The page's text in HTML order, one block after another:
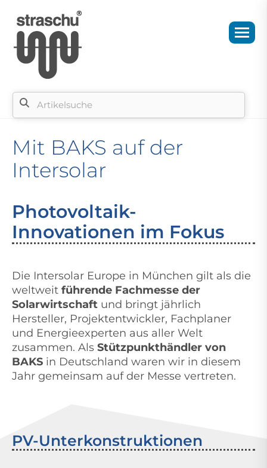
Mit BAKS auf der
Intersolar
Photovoltaik-
Innovationen im Fokus
Die Intersolar Europe in München gilt als die
weltweit führende Fachmesse der
Solarwirtschaft und bringt jährlich
Hersteller, Projektentwickler, Fachplaner
und Energieexperten aus aller Welt
zusammen. Als Stützpunkthändler von
BAKS in Deutschland waren wir in diesem
Jahr gemeinsam auf der Messe vertreten.
PV-Unterkonstruktionen